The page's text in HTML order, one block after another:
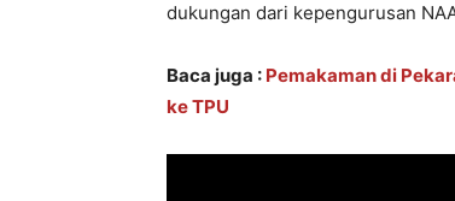
dukungan dari kepengurusan
Baca juga : Pemakaman di
ke TPU